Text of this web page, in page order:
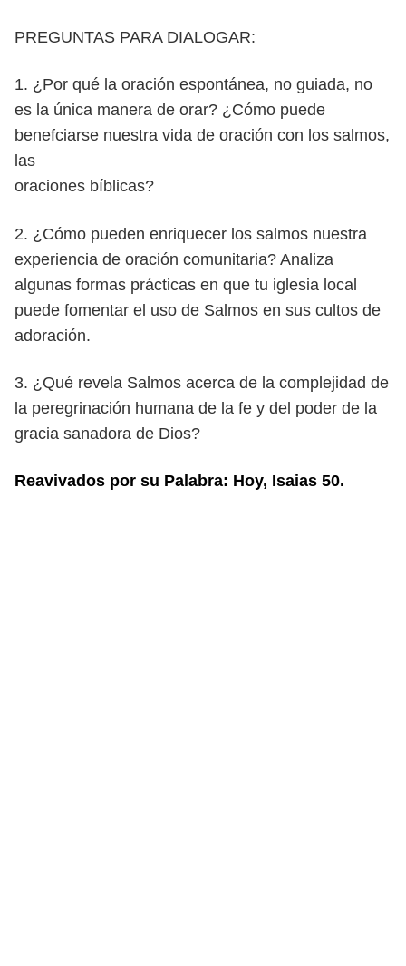
PREGUNTAS PARA DIALOGAR:
1. ¿Por qué la oración espontánea, no guiada, no
es la única manera de orar? ¿Cómo puede
benefciarse nuestra vida de oración con los salmos,
las
oraciones bíblicas?
2. ¿Cómo pueden enriquecer los salmos nuestra
experiencia de oración comunitaria? Analiza
algunas formas prácticas en que tu iglesia local
puede fomentar el uso de Salmos en sus cultos de
adoración.
3. ¿Qué revela Salmos acerca de la complejidad de
la peregrinación humana de la fe y del poder de la
gracia sanadora de Dios?
Reavivados por su Palabra: Hoy, Isaias 50.